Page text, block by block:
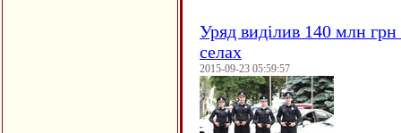
Уряд виділив 140 млн
селах
2015-09-23 05:59:57